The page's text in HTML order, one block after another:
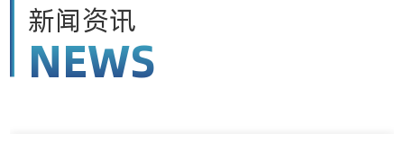
新闻资讯
NEWS